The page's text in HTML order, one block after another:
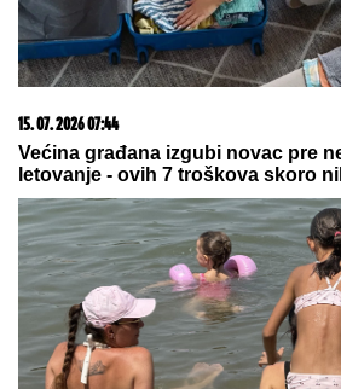
ISIDORA ISPRED POLICIJSKE
oglašavanje žene Sergeja
ZVALI NADLEŽNE zbog nje:
TRESE SE
nevidljivi lovac J-
MISIJU – Pravi
oko nuklearnih